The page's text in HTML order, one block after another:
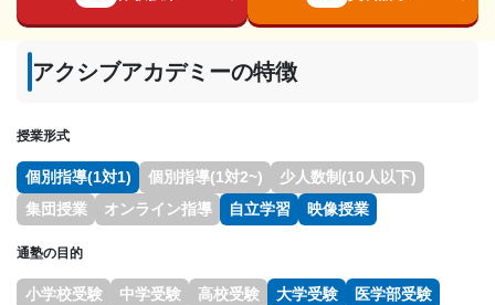
アクシブアカデミーの特徴
授業形式
個別指導(1対1) 個別指導(1対2~)
少人数制(10人以下)
集団授業
オンライン指導 自立学習 映像授業
通塾の目的
小学校受験 中学受験 高校受験 大学受験
医学部受験